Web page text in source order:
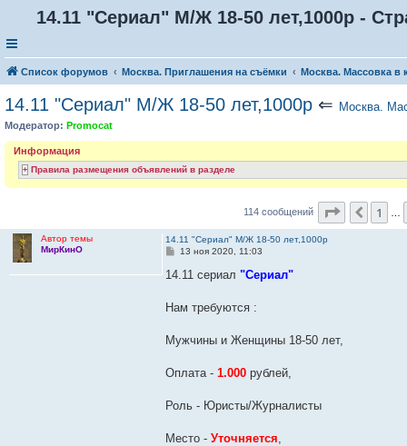
14.11 "Сериал" М/Ж 18-50 лет,1000р -
Список форумов Москва. Приглашения на съёмки Москва. Массовка в
14.11 "Сериал" М/Ж 18-50 лет,1000р ⇐ Москва.
Модератор: Promocat
Информация
Правила размещения объявлений в разделе
114 сообщений Страница
Пред.
1
Автор темы
МирКинО
14.11 "Сериал" М/Ж 18-50 лет,1000р
С
о
е
е
13 ноя 2020, 11:03
14.11 сериал"Сериал"
Нам требуются :
Мужчины и Женщины 18-50 лет,
Оплата -1.000 рублей,
Роль - Юристы/Журналисты
Место -Уточняется,